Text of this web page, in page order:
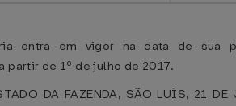
entra em vigor na data de sua
partir de 1º de julho de 2017.
DA FAZENDA, SÃO LUÍS, 21 DE